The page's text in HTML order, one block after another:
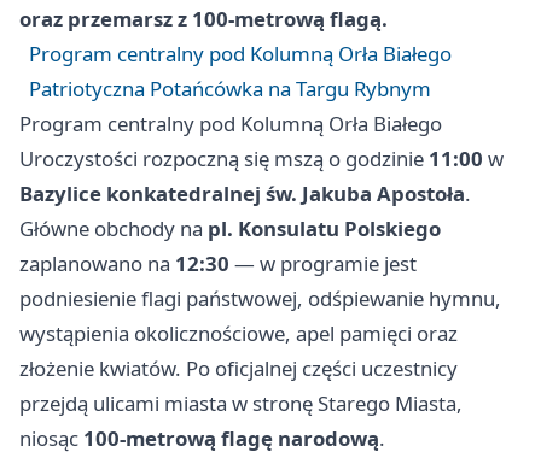
oraz przemarsz z 100‑metrową flagą.
Program centralny pod Kolumną Orła Białego
Patriotyczna Potańcówka na Targu Rybnym
Program centralny pod Kolumną Orła Białego
Uroczystości rozpoczną się mszą o godzinie 11:00 w
Bazylice konkatedralnej św. Jakuba Apostoła.
Główne obchody na pl. Konsulatu Polskiego
zaplanowano na 12:30 — w programie jest
podniesienie flagi państwowej, odśpiewanie hymnu,
wystąpienia okolicznościowe, apel pamięci oraz
złożenie kwiatów. Po oficjalnej części uczestnicy
przejdą ulicami miasta w stronę Starego Miasta,
niosąc 100‑metrową flagę narodową.